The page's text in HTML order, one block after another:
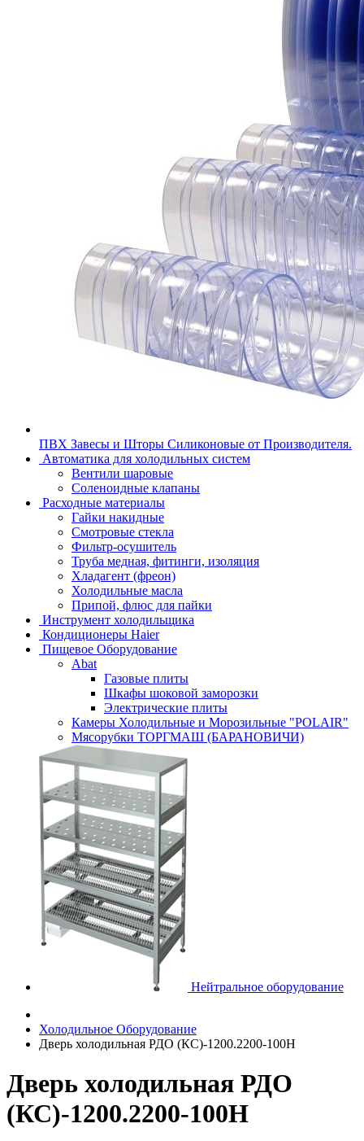
ПВХ Завесы и Шторы Силиконовые от Производителя.
Автоматика для холодильных систем
Вентили шаровые
Соленоидные клапаны
Расходные материалы
Гайки накидные
Смотровые стекла
Фильтр-осушитель
Труба медная, фитинги, изоляция
Хладагент (фреон)
Холодильные масла
Припой, флюс для пайки
Инструмент холодильщика
Кондиционеры Haier
Пищевое Оборудование
Abat
Газовые плиты
Шкафы шоковой заморозки
Электрические плиты
Камеры Холодильные и Морозильные "POLAIR"
Мясорубки ТОРГМАШ (БАРАНОВИЧИ)
Нейтральное оборудование
Холодильное Оборудование
Дверь холодильная РДО (КС)-1200.2200-100Н
Дверь холодильная РДО
(КС)-1200.2200-100Н